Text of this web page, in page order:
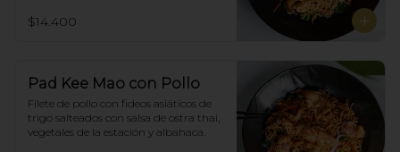
$14.400
Pad Kee Mao con Pollo
Filete de pollo con fideos asiáticos de
trigo salteados con salsa de ostra thai,
vegetales de la estación y albahaca.